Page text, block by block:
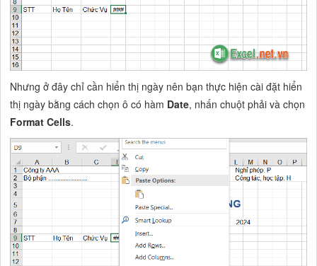
Nhưng ở đây chỉ cần hiển thị ngày nên bạn thực hiện cài đặt hiển
thị ngày bằng cách chọn ô có hàm Date, nhấn chuột phải và chọn
Format Cells.